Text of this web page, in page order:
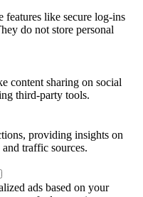
features like secure log-ins
do not store personal
content sharing on social
third-party tools.
providing insights on
traffic sources.
ads based on your